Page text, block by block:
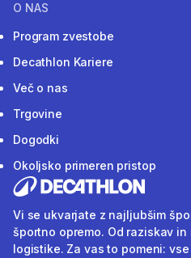
O NAS
Program zvestobe
Decathlon Kariere
Več o nas
Trgovine
Dogodki
Okoljsko primeren pristop
Vi se ukvarjate z najljubšim
športno opremo. Od raziskav
logistike. Za vas to pomeni: